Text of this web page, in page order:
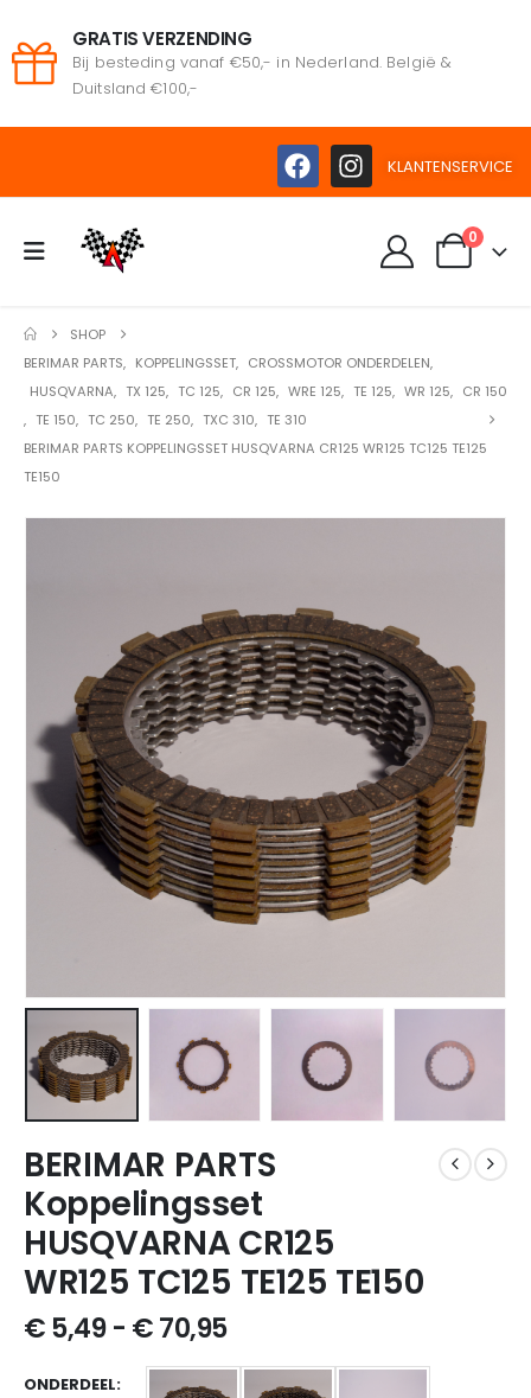
GRATIS VERZENDING
Bij besteding vanaf €50,- in Nederland. België &
Duitsland €100,-
KLANTENSERVICE
0
SHOP
BERIMAR PARTS, KOPPELINGSSET, CROSSMOTOR ONDERDELEN,
HUSQVARNA, TX 125, TC 125, CR 125, WRE 125, TE 125, WR 125, CR 150
, TE 150, TC 250, TE 250, TXC 310, TE 310
BERIMAR PARTS KOPPELINGSSET HUSQVARNA CR125 WR125 TC125 TE125
TE150
BERIMAR PARTS
Koppelingsset
HUSQVARNA CR125
WR125 TC125 TE125 TE150
€5,49 - €70,95
ONDERDEEL